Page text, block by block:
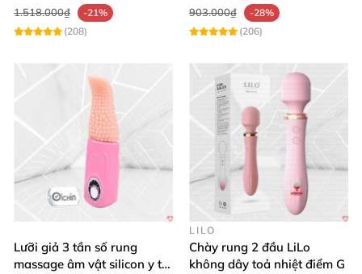
1.518.000₫
-21%
(208)
903.000₫
-28%
(206)
Lưỡi giả 3 tần số rung
massage âm vật silicon y tế
LILO
Chày rung 2 đầu LiLo
không dây toả nhiệt điểm G